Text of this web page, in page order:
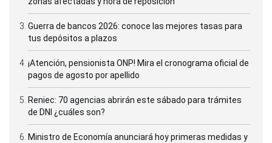
Guerra de bancos 2026: conoce las mejores tasas para
tus depósitos a plazos
¡Atención, pensionista ONP! Mira el cronograma oficial de
pagos de agosto por apellido
Reniec: 70 agencias abrirán este sábado para trámites
de DNI ¿cuáles son?
Ministro de Economía anunciará hoy primeras medidas y